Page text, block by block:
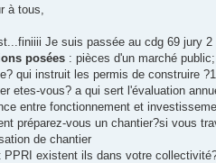
à tous,
Je suis passée au cdg 69 jury
posées : pièces d'un marché
qui instruit les permis de construire
etes-vous? a qui sert l'évaluation
entre fonctionnement et
préparez-vous un chantier?si vous
de chantier
PPRI existent ils dans votre